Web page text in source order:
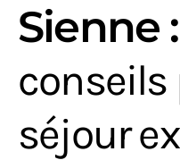
Sienne
conseils
séjour